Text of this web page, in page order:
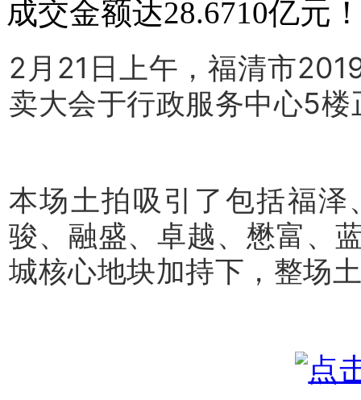
成交金额达28.6710亿元
2月21日上午，福清市
卖大会于行政服务中心5楼
本场土拍吸引了包括福
骏、融盛、卓越、懋富、
城核心地块加持下，整场